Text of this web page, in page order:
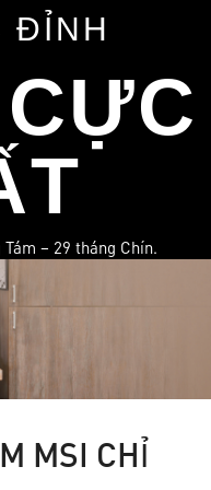
ĐỈNH
– 29 tháng Chín.
MSI CHỈ